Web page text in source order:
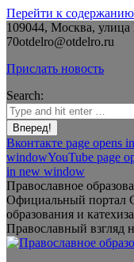
Перейти к содержанию
109044, Москва,
70otdelro@otdelro.ru
Прислать новость
Search:
Вконтакте page opens
windowYouTube page
in new window
Православное
Официальный портал
образования и
Православный взгляд